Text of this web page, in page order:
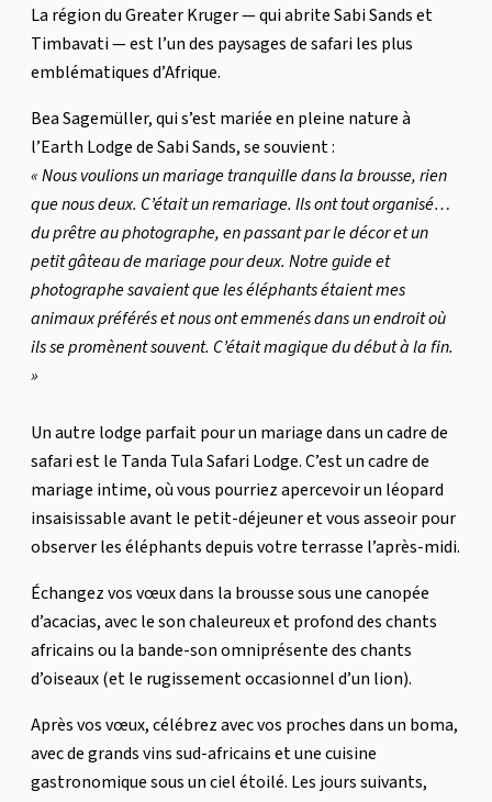
La région du Greater Kruger — qui abrite Sabi Sands et
Timbavati — est l’un des paysages de safari les plus
emblématiques d’Afrique.
Bea Sagemüller, qui s’est mariée en pleine nature à
l’Earth Lodge de Sabi Sands, se souvient :
« Nous voulions un mariage tranquille dans la brousse, rien
que nous deux. C’était un remariage. Ils ont tout organisé…
du prêtre au photographe, en passant par le décor et un
petit gâteau de mariage pour deux. Notre guide et
photographe savaient que les éléphants étaient mes
animaux préférés et nous ont emmenés dans un endroit où
ils se promènent souvent. C’était magique du début à la fin.
»
Un autre lodge parfait pour un mariage dans un cadre de
safari est le Tanda Tula Safari Lodge. C’est un cadre de
mariage intime, où vous pourriez apercevoir un léopard
insaisissable avant le petit-déjeuner et vous asseoir pour
observer les éléphants depuis votre terrasse l’après-midi.
Échangez vos vœux dans la brousse sous une canopée
d’acacias, avec le son chaleureux et profond des chants
africains ou la bande-son omniprésente des chants
d’oiseaux (et le rugissement occasionnel d’un lion).
Après vos vœux, célébrez avec vos proches dans un boma,
avec de grands vins sud-africains et une cuisine
gastronomique sous un ciel étoilé. Les jours suivants,